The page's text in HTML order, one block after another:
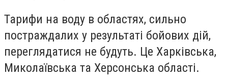
Тарифи на воду в областях, сильно
постраждалих у результаті бойових дій,
переглядатися не будуть. Це Харківська,
Миколаївська та Херсонська області.